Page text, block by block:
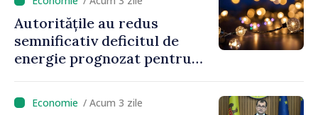
Autoritățile au redus
semnificativ deficitul de
energie prognozat pentru
/ Acum 3 zile